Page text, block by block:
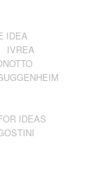
IDEA
IVREA
IDEAS